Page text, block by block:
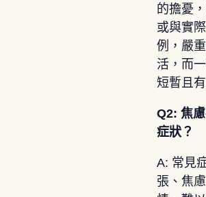
的擔憂
或與實
例，嚴
活，而
短暫且
Q2: 焦
症狀？
A: 常見
張、焦